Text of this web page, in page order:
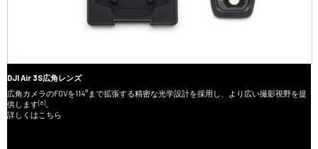
DJI Air 3S広角レンズ
広角カメラのFOVを114°まで拡張する精密な光学設計を採用し、より広い撮影視野を提
供します[8] 。
詳しくはこちら